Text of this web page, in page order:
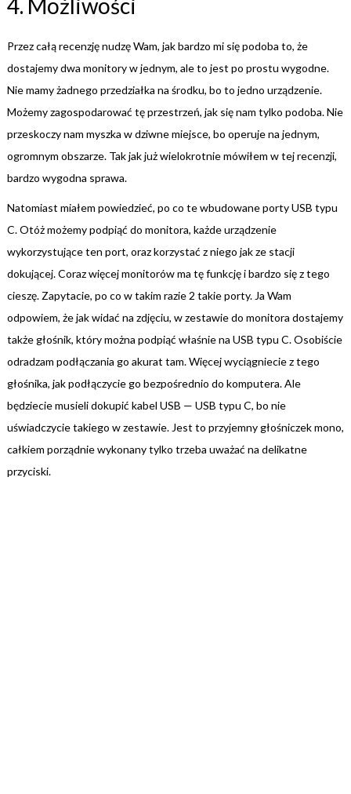
4. Możliwości
Przez całą recenzję nudzę Wam, jak bardzo mi się podoba to, że
dostajemy dwa monitory w jednym, ale to jest po prostu wygodne.
Nie mamy żadnego przedziałka na środku, bo to jedno urządzenie.
Możemy zagospodarować tę przestrzeń, jak się nam tylko podoba. Nie
przeskoczy nam myszka w dziwne miejsce, bo operuje na jednym,
ogromnym obszarze. Tak jak już wielokrotnie mówiłem w tej recenzji,
bardzo wygodna sprawa.
Natomiast miałem powiedzieć, po co te wbudowane porty USB typu
C. Otóż możemy podpiąć do monitora, każde urządzenie
wykorzystujące ten port, oraz korzystać z niego jak ze stacji
dokującej. Coraz więcej monitorów ma tę funkcję i bardzo się z tego
cieszę. Zapytacie, po co w takim razie 2 takie porty. Ja Wam
odpowiem, że jak widać na zdjęciu, w zestawie do monitora dostajemy
także głośnik, który można podpiąć właśnie na USB typu C. Osobiście
odradzam podłączania go akurat tam. Więcej wyciągniecie z tego
głośnika, jak podłączycie go bezpośrednio do komputera. Ale
będziecie musieli dokupić kabel USB — USB typu C, bo nie
uświadczycie takiego w zestawie. Jest to przyjemny głośniczek mono,
całkiem porządnie wykonany tylko trzeba uważać na delikatne
przyciski.